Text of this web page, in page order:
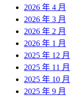
2026 年 4 月
2026 年 3 月
2026 年 2 月
2026 年 1 月
2025 年 12 月
2025 年 11 月
2025 年 10 月
2025 年 9 月